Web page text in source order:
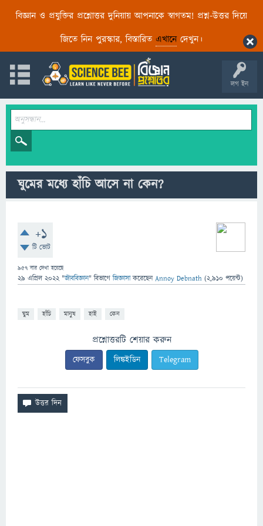
বিজ্ঞান ও প্রযুক্তির প্রশ্নোত্তর দুনিয়ায় আপনাকে স্বাগতম! প্রশ্ন-উত্তর দিয়ে
জিতে নিন পুরস্কার, বিস্তারিত এখানেদেখুন।
লগ ইন
ঘুমের মধ্যে হাঁচি আসে না কেন?
+1
টি ভোট
957 বার দেখা হয়েছে
29 এপ্রিল 2022 "জীববিজ্ঞান" বিভাগে জিজ্ঞাসাকরেছেনAnnoy Debnath (2,910 পয়েন্ট)
ঘুম হাঁচি মানুষ হাই কেন
প্রশ্নোত্তরটি শেয়ার করুন
ফেসবুক লিঙ্কইডিন Telegram